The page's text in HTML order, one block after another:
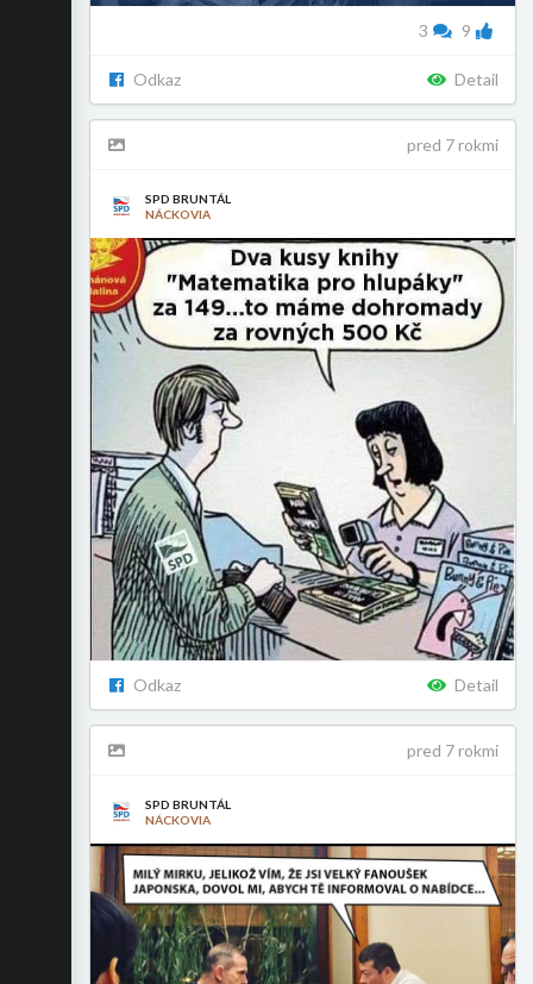
9
3
Odkaz Detail
pred 7 rokmi
SPD BRUNTÁL
NÁCKOVIA
Odkaz Detail
pred 7 rokmi
SPD BRUNTÁL
NÁCKOVIA